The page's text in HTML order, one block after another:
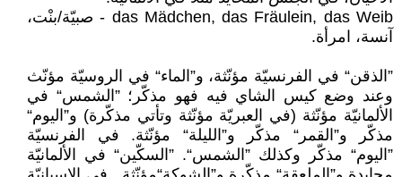
das Mädchen, das Fräulein, das Weib - صبيّة/بنْت،
آنسة، امرأة.
”الذقن“ في الفرنسيّة مؤنّثة، و”الماء“ في الروسيّة مؤنّث
وعند وضع كيس الشاي فيه فهو مذكّر؛ ”الشمس“ في
الألمانيّة مؤنّثة (في العبريّة مؤنّثة وتأتي مذكّرة) و”اليوم“
مذكّر و”القمر“ مذكّر و”الليلة“ مؤنّثة. في الفرنسيّة
”اليوم“ مذكّر وكذلك ”الشمس“. ”السكّين“ في الألمانيّة